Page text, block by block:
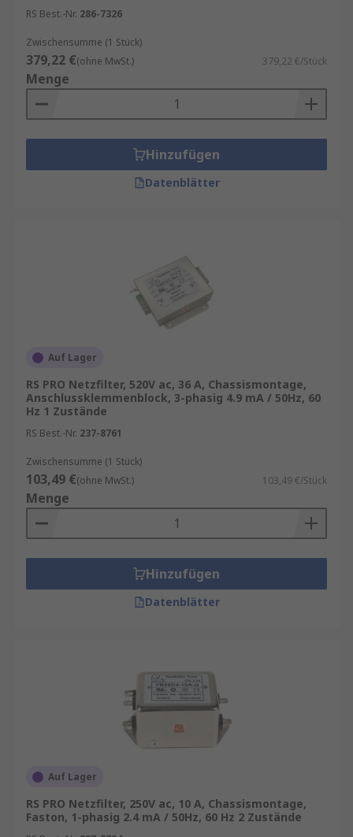
RS Best.-Nr. 286-7326
Zwischensumme (1 Stück)
379,22 €(ohne MwSt.) 379,22 €/Stück
Menge
Hinzufügen
Datenblätter
Auf Lager
RS PRO Netzfilter, 520V ac, 36 A, Chassismontage,
Anschlussklemmenblock, 3-phasig 4.9 mA / 50Hz, 60
Hz 1 Zustände
RS Best.-Nr. 237-8761
Zwischensumme (1 Stück)
103,49 €(ohne MwSt.) 103,49 €/Stück
Menge
Hinzufügen
Datenblätter
Auf Lager
RS PRO Netzfilter, 250V ac, 10 A, Chassismontage,
Faston, 1-phasig 2.4 mA / 50Hz, 60 Hz 2 Zustände